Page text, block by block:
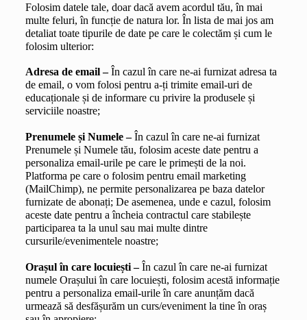
Folosim datele tale, doar dacă avem acordul tău, în mai
multe feluri, în funcție de natura lor. În lista de mai jos am
detaliat toate tipurile de date pe care le colectăm și cum le
folosim ulterior:
Adresa de email – În cazul în care ne-ai furnizat adresa ta
de email, o vom folosi pentru a-ți trimite email-uri de
educaționale și de informare cu privire la produsele și
serviciile noastre;
Prenumele și Numele – În cazul în care ne-ai furnizat
Prenumele și Numele tău, folosim aceste date pentru a
personaliza email-urile pe care le primești de la noi.
Platforma pe care o folosim pentru email marketing
(MailChimp), ne permite personalizarea pe baza datelor
furnizate de abonați; De asemenea, unde e cazul, folosim
aceste date pentru a încheia contractul care stabilește
participarea ta la unul sau mai multe dintre
cursurile/evenimentele noastre;
Orașul în care locuiești – În cazul în care ne-ai furnizat
numele Orașului în care locuiești, folosim acestă informație
pentru a personaliza email-urile în care anunțăm dacă
urmează să desfășurăm un curs/eveniment la tine în oraș